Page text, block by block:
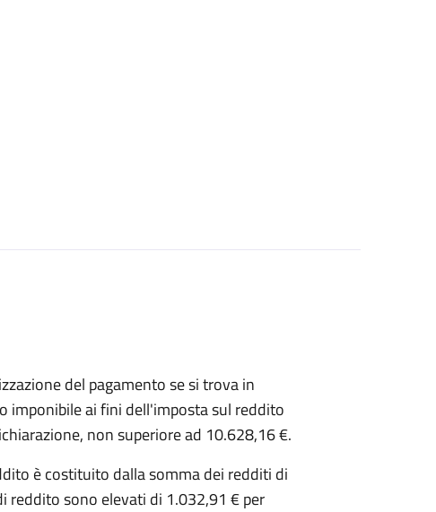
del pagamento se si trova in
imponibile ai fini dell'imposta sul reddito
non superiore ad 10.628,16 €.
è costituito dalla somma dei redditi di
reddito sono elevati di 1.032,91 € per